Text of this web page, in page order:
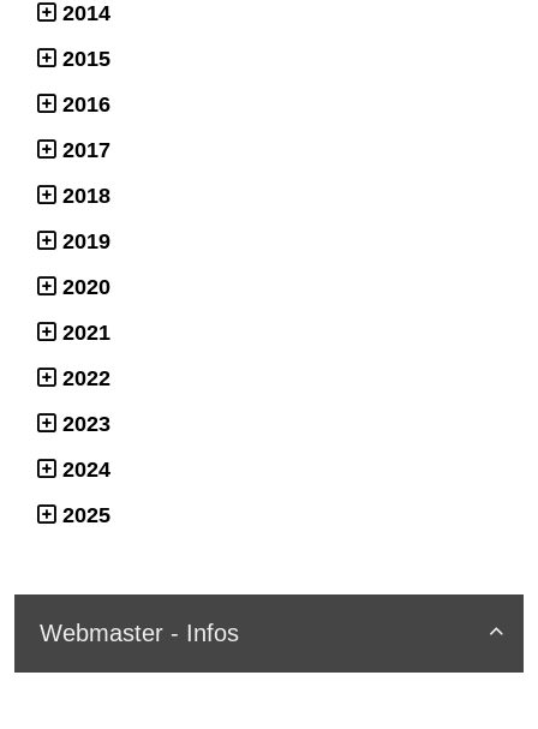
2014
2015
2016
2017
2018
2019
2020
2021
2022
2023
2024
2025

Webmaster - Infos